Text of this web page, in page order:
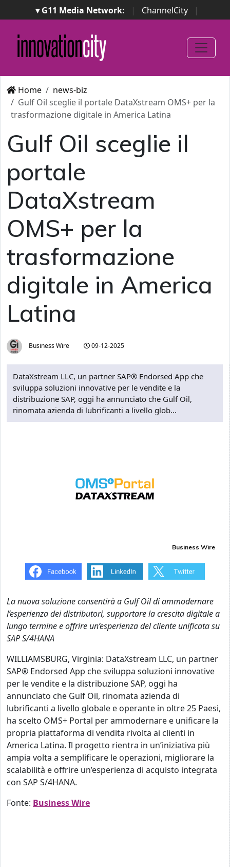
▾ G11 Media Network: | ChannelCity
|
ImpresaCity | SecurityOpenLab | Italian Channel
Awards
Italian Project Awards
Italian Security
Awards
Home
news-biz
Gulf Oil sceglie il portale DataXstream OMS+ per la
trasformazione digitale in America Latina
Gulf Oil sceglie il
portale
DataXstream
OMS+ per la
trasformazione
digitale in America
Latina
Business Wire 09-12-2025
DataXstream LLC, un partner SAP® Endorsed App che
sviluppa soluzioni innovative per le vendite e la
distribuzione SAP, oggi ha annunciato che Gulf Oil,
rinomata azienda di lubrificanti a livello glob...
Business Wire
La nuova soluzione consentirà a Gulf Oil di ammodernare
l’esperienza dei distributori, supportare la crescita digitale a
lungo termine e offrire un’esperienza del cliente unificata su
SAP S/4HANA
WILLIAMSBURG, Virginia: DataXstream LLC, un partner
SAP® Endorsed App che sviluppa soluzioni innovative
per le vendite e la distribuzione SAP, oggi ha
annunciato che Gulf Oil, rinomata azienda di
lubrificanti a livello globale e operante in oltre 25 Paesi,
ha scelto OMS+ Portal per ammodernare e unificare la
propria piattaforma di vendita rivolta ai clienti in
America Latina. Il progetto rientra in un’iniziativa più
ampia volta a semplificare le operazioni, migliorare la
scalabilità e offrire un’esperienza di acquisto integrata
con SAP S/4HANA.
Fonte: Business Wire